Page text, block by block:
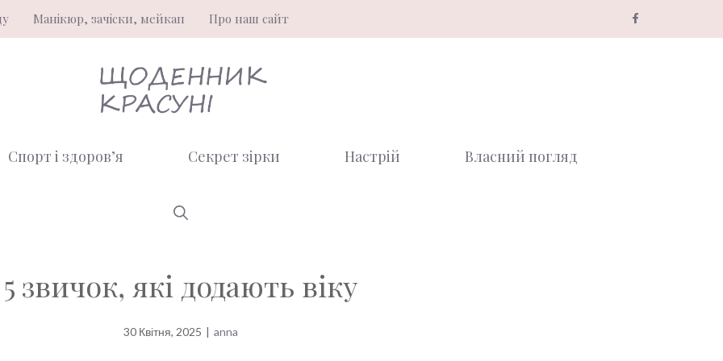
Манікюр, зачіски, мейкап Про наш сайт
Спорт і здоров’я Секрет зірки Настрій Власний погляд
5 звичок, які додають віку
30 Квітня, 2025 | anna